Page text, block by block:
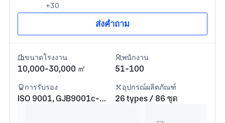
+30
ส่งคำถาม
ขนาดโรงงาน
10,000-30,000 ㎡
พนักงาน
51-100
การรับรอง
ISO 9001, GJB9001c-2017
อุปกรณ์ผลิตภัณฑ์
26 types / 86 ชุด